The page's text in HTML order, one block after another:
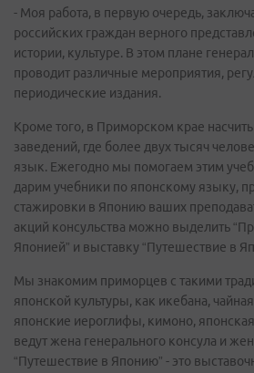
- Моя работа, в первую очередь,
российских граждан верного
истории, культуре. В этом плане
проводит различные мероприятия,
периодические издания.
Кроме того, в Приморском крае
заведений, где более двух тысяч
язык. Ежегодно мы помогаем этим
дарим учебники по японскому языку,
стажировки в Японию ваших
акций консульства можно выделить
Японией” и выставку “Путешествие в
Мы знакомим приморцев с такими
японской культуры, как икебана,
японские иероглифы, кимоно, японская
ведут жена генерального консула и
“Путешествие в Японию” - это